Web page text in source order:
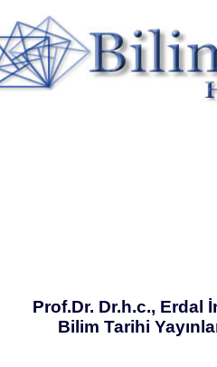
Prof.Dr. Dr.h.c., Erdal
Bilim Tarihi